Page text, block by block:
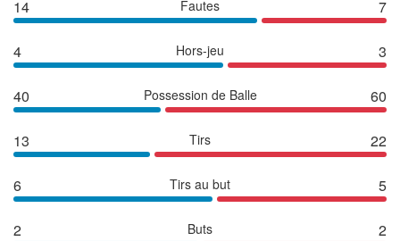
14 Fautes 7
4 Hors-jeu 3
40 Possession de Balle 60
13 Tirs 22
6 Tirs au but 5
2 Buts 2